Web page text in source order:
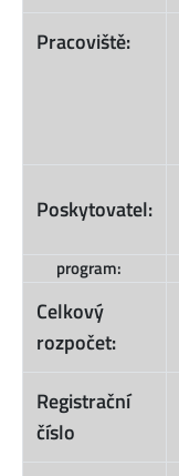
Pracoviště:
Poskytovatel:
program:
Celkový
rozpočet:
Registrační
číslo